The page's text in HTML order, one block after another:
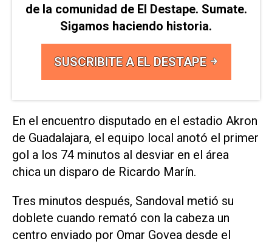
de la comunidad de El Destape. Sumate.
Sigamos haciendo historia.
SUSCRIBITE A EL DESTAPE
En el encuentro disputado en el estadio Akron
de ⁠Guadalajara, el equipo local anotó el primer
gol a los 74 minutos al desviar en el área
chica un disparo de Ricardo Marín.
Tres minutos después, Sandoval metió su
doblete cuando remató con la cabeza un
centro enviado por Omar Govea desde el